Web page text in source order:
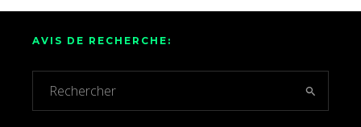
AVIS DE RECHERCHE: